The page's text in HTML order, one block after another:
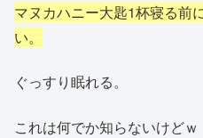
マヌカハニー大匙1杯寝る前
い。
ぐっすり眠れる。
これは何でか知らないけどｗ